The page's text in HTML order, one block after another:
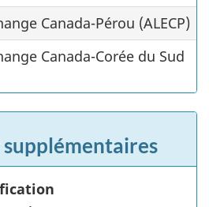
Canada-Pérou (ALECP)
Canada-Corée du Sud